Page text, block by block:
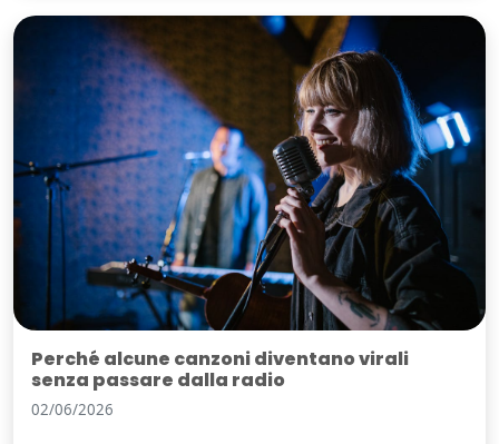
Perché alcune canzoni diventano virali
senza passare dalla radio
02/06/2026